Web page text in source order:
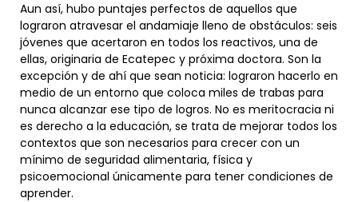
Aun así, hubo puntajes perfectos de aquellos que
lograron atravesar el andamiaje lleno de obstáculos: seis
jóvenes que acertaron en todos los reactivos, una de
ellas, originaria de Ecatepec y próxima doctora. Son la
excepción y de ahí que sean noticia: lograron hacerlo en
medio de un entorno que coloca miles de trabas para
nunca alcanzar ese tipo de logros. No es meritocracia ni
es derecho a la educación, se trata de mejorar todos los
contextos que son necesarios para crecer con un
mínimo de seguridad alimentaria, física y
psicoemocional únicamente para tener condiciones de
aprender.